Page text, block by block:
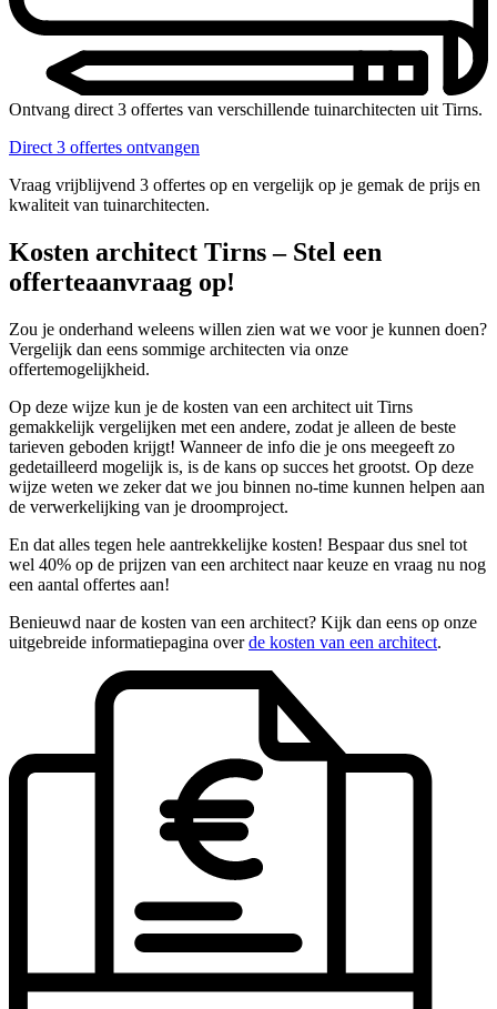
Ontvang direct 3 offertes van verschillende tuinarchitecten uit Tirns.
Direct 3 offertes ontvangen
Vraag vrijblijvend 3 offertes op en vergelijk op je gemak de prijs en
kwaliteit van tuinarchitecten.
Kosten architect Tirns – Stel een
offerteaanvraag op!
Zou je onderhand weleens willen zien wat we voor je kunnen doen?
Vergelijk dan eens sommige architecten via onze
offertemogelijkheid.
Op deze wijze kun je de kosten van een architect uit Tirns
gemakkelijk vergelijken met een andere, zodat je alleen de beste
tarieven geboden krijgt! Wanneer de info die je ons meegeeft zo
gedetailleerd mogelijk is, is de kans op succes het grootst. Op deze
wijze weten we zeker dat we jou binnen no-time kunnen helpen aan
de verwerkelijking van je droomproject.
En dat alles tegen hele aantrekkelijke kosten! Bespaar dus snel tot
wel 40% op de prijzen van een architect naar keuze en vraag nu nog
een aantal offertes aan!
Benieuwd naar de kosten van een architect? Kijk dan eens op onze
uitgebreide informatiepagina overde kosten van een architect.